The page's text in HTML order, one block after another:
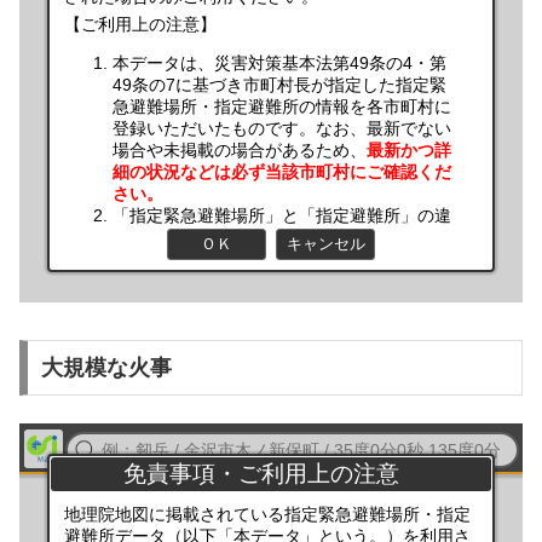
大規模な火事